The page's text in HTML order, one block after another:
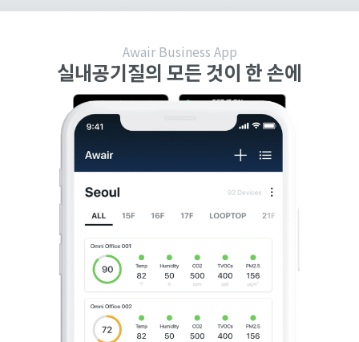
Awair Business App
실내공기질의 모든 것이 한 손에